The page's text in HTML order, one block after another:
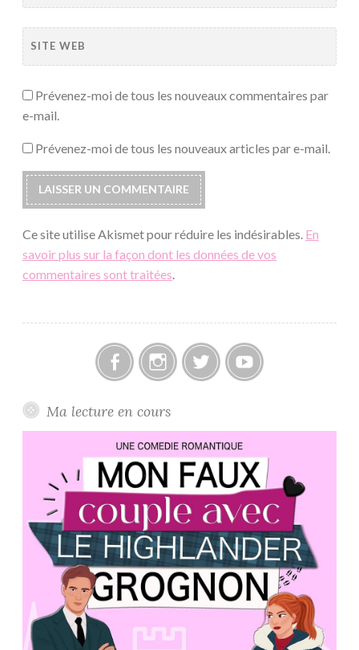
SITE WEB
Prévenez-moi de tous les nouveaux commentaires par
e-mail.
Prévenez-moi de tous les nouveaux articles par e-mail.
Ce site utilise Akismet pour réduire les indésirables. En
savoir plus sur la façon dont les données de vos
commentaires sont traitées.
Ma lecture en cours